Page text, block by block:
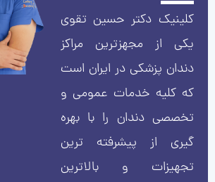
کلینیک دکتر حسین تقوی
یکی از مجهزترین مراکز
دندان پزشکی در ایران است
که کلیه خدمات عمومی و
تخصصی دندان را با بهره
گیری از پیشرفته ترین
تجهیزات و بالاترین